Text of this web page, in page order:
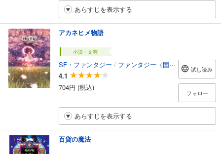
あらすじを表示する
アカネヒメ物語
小説・文芸
SF・ファンタジー / ファンタジー（国内）
4.1
704円 (税込)
試し読み
フォロー
あらすじを表示する
百貨の魔法